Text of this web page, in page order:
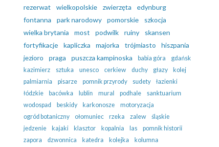
rezerwat
wielkopolskie zwierzęta
edynburg
fontanna
park narodowy pomorskie
szkocja
wielka brytania
most podwilk ruiny
skansen
fortyfikacje
kapliczka majorka trójmiasto
hiszpania
jezioro
praga puszcza kampinoska babia góra
gdańsk
kazimierz
sztuka unesco cerkiew duchy głazy
kolej
palmiarnia
pisarze pomnik przyrody sudety
łazienki
łódzkie
bacówka lublin mural podhale
sanktuarium
wodospad
beskidy karkonosze
motoryzacja
ogród botaniczny
ołomuniec rzeka zalew
śląskie
jedzenie
kajaki klasztor kopalnia las
pomnik historii
zapora
dzwonnica katedra kolejka
kolumna